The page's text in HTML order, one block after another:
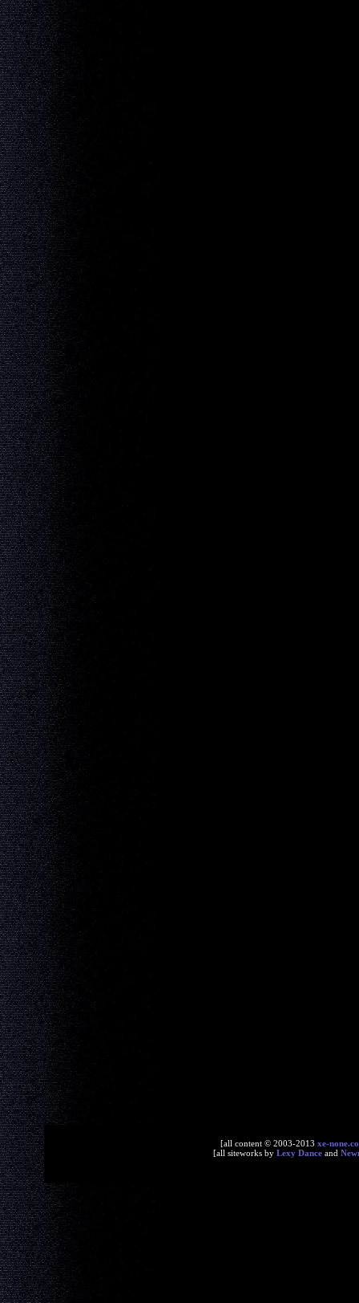
[all content © 2003-2013 xe-
[all siteworks by Lexy Danceand